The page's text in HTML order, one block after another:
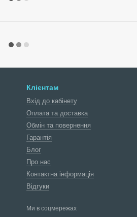
Клієнтам
Вхід до кабінету
Оплата та доставка
Обмін та повернення
Гарантія
Блог
Про нас
Контактна інформація
Відгуки
Ми в соцмережах